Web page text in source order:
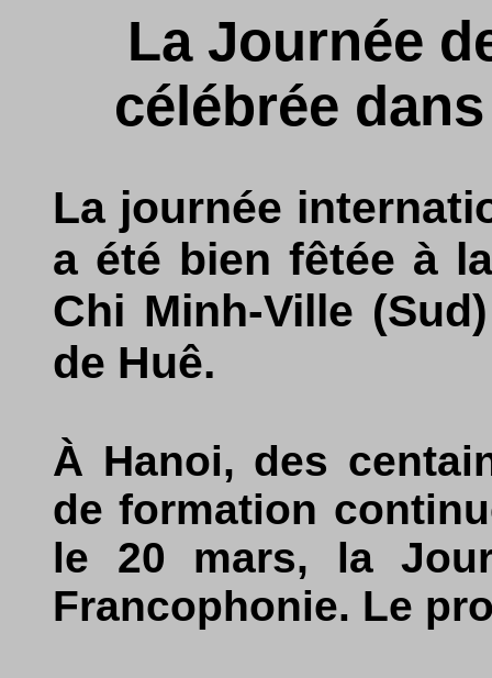
La Journée
célébrée
La journée
a été bien fêtée à
Chi Minh-Ville
de Huê.
À Hanoi, des
de formation
le 20 mars, la
Francophonie. Le